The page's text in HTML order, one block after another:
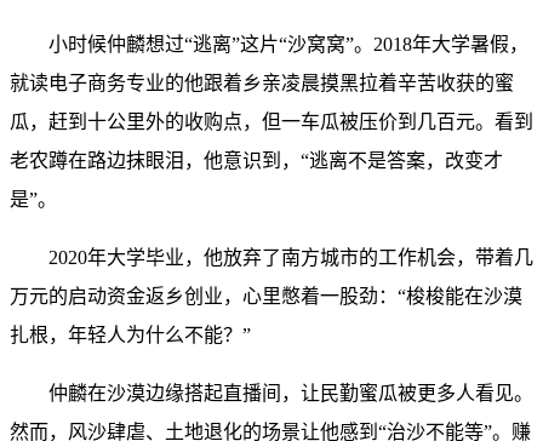
小时候仲麟想过“逃离”这片“沙窝窝”。2018年大学暑假，
就读电子商务专业的他跟着乡亲凌晨摸黑拉着辛苦收获的蜜
瓜，赶到十公里外的收购点，但一车瓜被压价到几百元。看到
老农蹲在路边抹眼泪，他意识到，“逃离不是答案，改变才
是”。
2020年大学毕业，他放弃了南方城市的工作机会，带着几
万元的启动资金返乡创业，心里憋着一股劲：“梭梭能在沙漠
扎根，年轻人为什么不能？”
仲麟在沙漠边缘搭起直播间，让民勤蜜瓜被更多人看见。
然而，风沙肆虐、土地退化的场景让他感到“治沙不能等”。赚